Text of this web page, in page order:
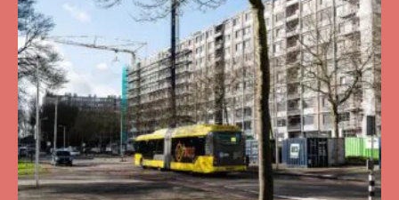
en
Veiligheid
2026